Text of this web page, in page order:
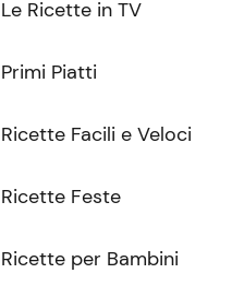
Le Ricette in TV
Primi Piatti
Ricette Facili e Veloci
Ricette Feste
Ricette per Bambini